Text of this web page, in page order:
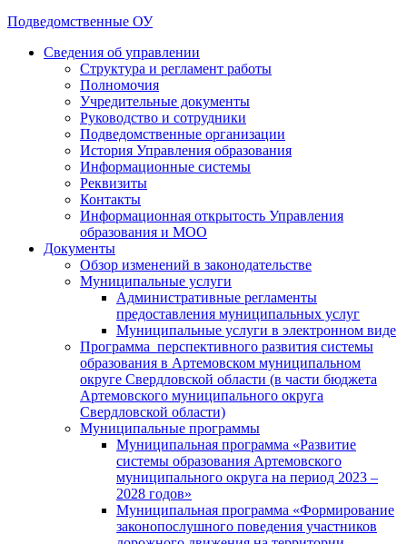
Подведомственные ОУ
Сведения об управлении
Структура и регламент работы
Полномочия
Учредительные документы
Руководство и сотрудники
Подведомственные организации
История Управления образования
Информационные системы
Реквизиты
Контакты
Информационная открытость Управления
образования и МОО
Документы
Обзор изменений в законодательстве
Муниципальные услуги
Административные регламенты
предоставления муниципальных услуг
Муниципальные услуги в электронном виде
Программа перспективного развития системы
образования в Артемовском муниципальном
округе Свердловской области (в части бюджета
Артемовского муниципального округа
Свердловской области)
Муниципальные программы
Муниципальная программа «Развитие
системы образования Артемовского
муниципального округа на период 2023 –
2028 годов»
Муниципальная программа «Формирование
законопослушного поведения участников